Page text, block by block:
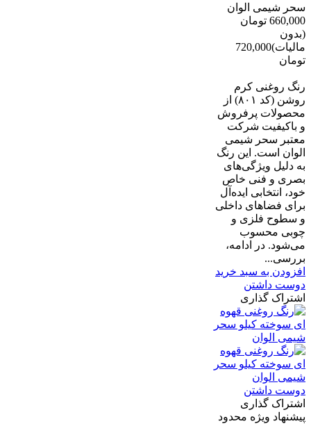
سحر شیمی الوان
660,000 تومان
(بدون
مالیات)720,000
تومان
رنگ روغنی کرم
روشن (کد ۸۰۱) از
محصولات پرفروش
و باکیفیت شرکت‌
معتبر سحر شیمی
الوان است. این رنگ
به دلیل ویژگی‌های
بصری و فنی خاص
خود، انتخابی ایده‌آل
برای فضاهای داخلی
و سطوح فلزی و
چوبی محسوب
می‌شود. در ادامه،
بررسی...
افزودن به سبد خرید
دوست داشتن
اشتراک گذاری
دوست داشتن
اشتراک گذاری
پیشنهاد ویژه محدود